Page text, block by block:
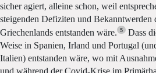
sicher agiert, alleine schon, weil
steigenden Defiziten und Bekanntwerden
Griechenlands entstanden wäre. 5 Dass
Weise in Spanien, Irland und Portugal
Italien) entstanden wäre, wo mit